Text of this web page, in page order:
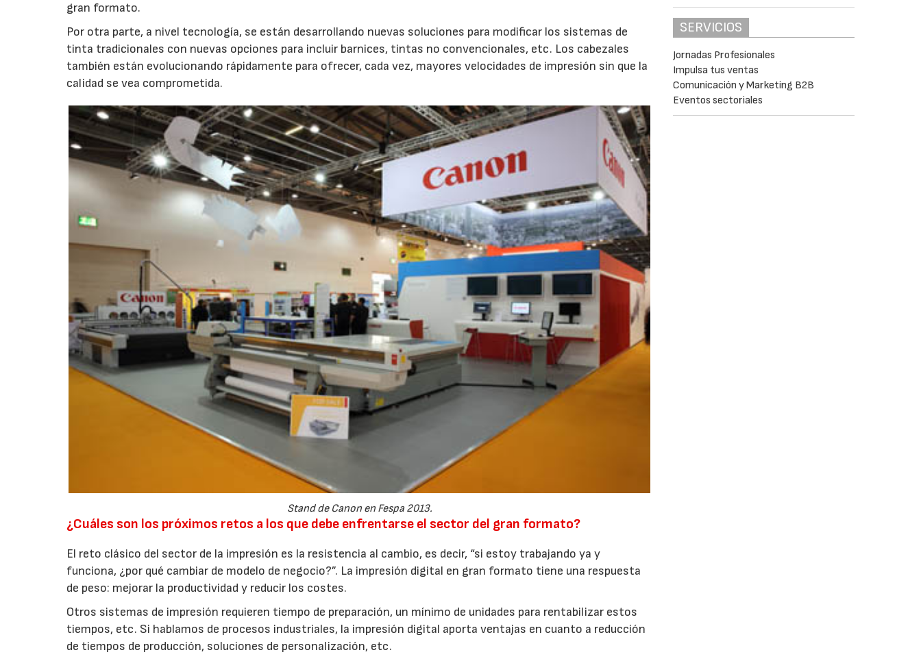
gran formato.
Por otra parte, a nivel tecnología, se están desarrollando nuevas soluciones para modificar los sistemas de
tinta tradicionales con nuevas opciones para incluir barnices, tintas no convencionales, etc. Los cabezales
también están evolucionando rápidamente para ofrecer, cada vez, mayores velocidades de impresión sin que la
calidad se vea comprometida.
Stand de Canon en Fespa 2013.
¿Cuáles son los próximos retos a los que debe enfrentarse el sector del gran formato?
El reto clásico del sector de la impresión es la resistencia al cambio, es decir, “si estoy trabajando ya y
funciona, ¿por qué cambiar de modelo de negocio?”. La impresión digital en gran formato tiene una respuesta
de peso: mejorar la productividad y reducir los costes.
Otros sistemas de impresión requieren tiempo de preparación, un mínimo de unidades para rentabilizar estos
tiempos, etc. Si hablamos de procesos industriales, la impresión digital aporta ventajas en cuanto a reducción
de tiempos de producción, soluciones de personalización, etc.
SERVICIOS
Jornadas Profesionales
Impulsa tus ventas
Comunicación y Marketing B2B
Eventos sectoriales